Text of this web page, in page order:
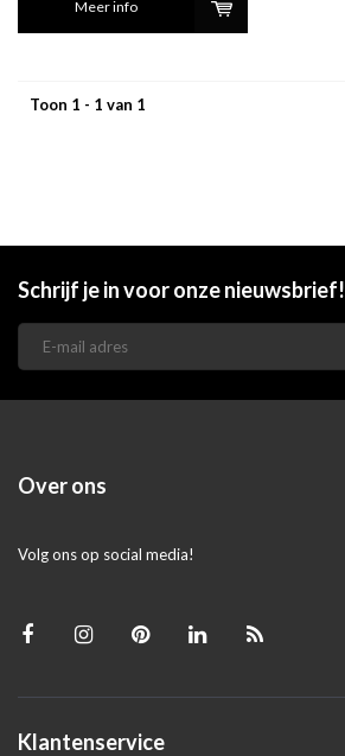
Meer info
Toon 1 - 1 van 1
Schrijf je in voor onze nieuwsbrief!
Over ons
Volg ons op social media!
Klantenservice